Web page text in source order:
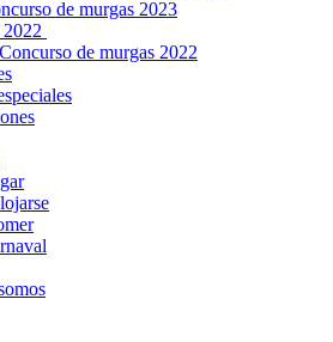
de murgas 2023
de murgas 2022